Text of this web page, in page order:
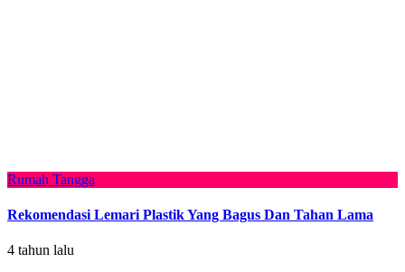
Rumah Tangga
Rekomendasi Lemari Plastik Yang Bagus Dan Tahan Lama
4 tahun lalu